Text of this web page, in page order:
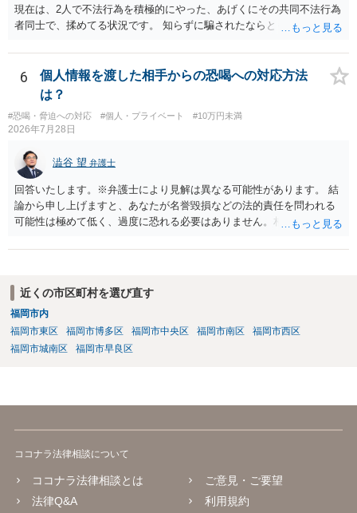
現在は、2人で不法行為を積極的にやった、あげくにその共同不法行為
者同士で、揉めてる状況です。 知らずに騙されたならともか
というだけですから。
6
個人情報を渡した相手からの恐喝への対応方法
は？
#恐喝・脅迫への対応 #個人・プライベート #10万円未満
2026年7月28日
澁谷 望 弁護士
回答いたします。※弁護士により見解は異なる可能性があります。 結
論から申し上げますと、あなたが名誉毀損などの法的責任を問われる
可能性は極めて低く、過度に恐れる必要はありません。相手の行為こ
は警察の介入を恐れて逃げた可能性が高いと考えられます。 今後の具
取りで「詐欺か」と聞いただけで名誉毀損は成立しません） ・マイナ
ンバー総合フリーダイヤルへ連絡し、カードの一時停止と再発行手続
きを行う ・万が一に備え、会社には「個人情報を悪用されたトラブル
に巻き込まれた」と事前伝えておく すでに警察へ相談済みとのことで
すので、今後別のアカウントから連絡が来ても一切応じず、警察へ追
近くの市区町村を選び直す
福岡市内
福岡市東区
福岡市博多区 福岡市中央区 福岡市南区
福岡市西区
福岡市城南区
福岡市早良区
ココナラ法律相談について
ココナラ法律相談とは
法律Q&A
ご意見・ご要望
利用規約